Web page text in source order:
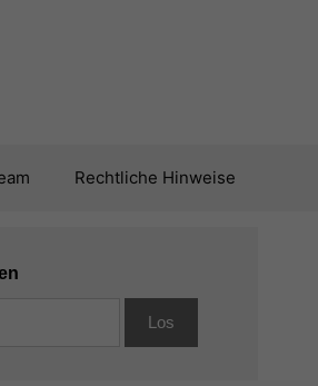
Rechtliche Hinweise